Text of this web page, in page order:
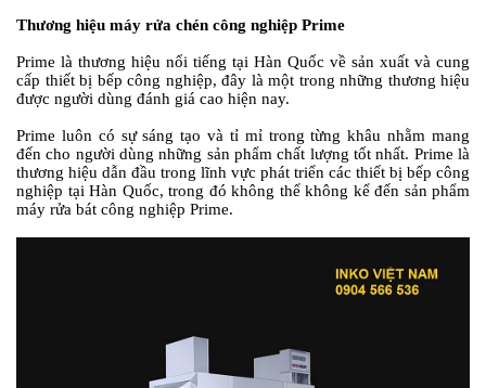
Thương hiệu máy rửa chén công nghiệp Prime
Prime là thương hiệu nổi tiếng tại Hàn Quốc về sản xuất và cung
cấp thiết bị bếp công nghiệp, đây là một trong những thương hiệu
được người dùng đánh giá cao hiện nay.
Prime luôn có sự sáng tạo và tỉ mỉ trong từng khâu nhằm mang
đến cho người dùng những sản phẩm chất lượng tốt nhất. Prime là
thương hiệu dẫn đầu trong lĩnh vực phát triển các thiết bị bếp công
nghiệp tại Hàn Quốc, trong đó không thể không kể đến sản phẩm
máy rửa bát công nghiệp Prime.